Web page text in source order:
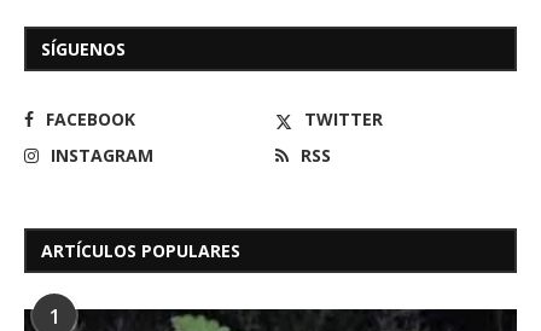
SÍGUENOS
FACEBOOK
TWITTER
INSTAGRAM
RSS
ARTÍCULOS POPULARES
1